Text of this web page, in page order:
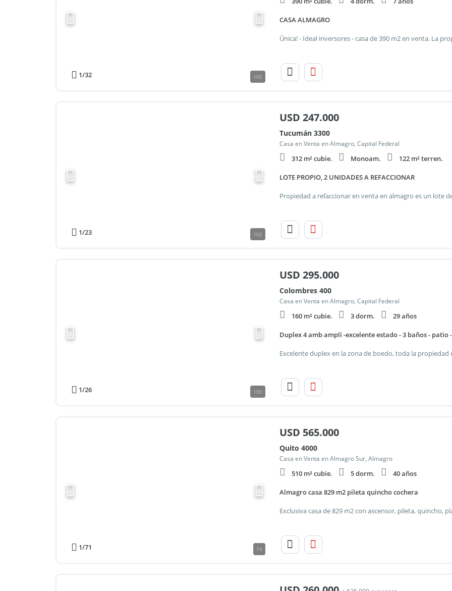
1/32 105
CASA ALMAGRO
1/23 102
USD 247.000
Tucumán 3300
Casa en Venta en Almagro, Capital Federal
312 m² cubie. Monoam. 122 m² terren.
LOTE PROPIO, 2 UNIDADES A REFACCIONAR
1/26 100
USD 295.000
Colombres 400
Casa en Venta en Almagro, Capital Federal
160 m² cubie. 3 dorm. 29 años
Duplex 4 amb ampli -excelente estado - 3 baños -
1/71 73
USD 565.000
Quito 4000
Casa en Venta en Almagro Sur, Almagro
510 m² cubie. 5 dorm. 40 años
Almagro casa 829 m2 pileta quincho cochera